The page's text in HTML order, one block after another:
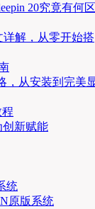
20究竟有何区
详解，从零开始搭
，从安装到完美
程
创新赋能
统
原版系统